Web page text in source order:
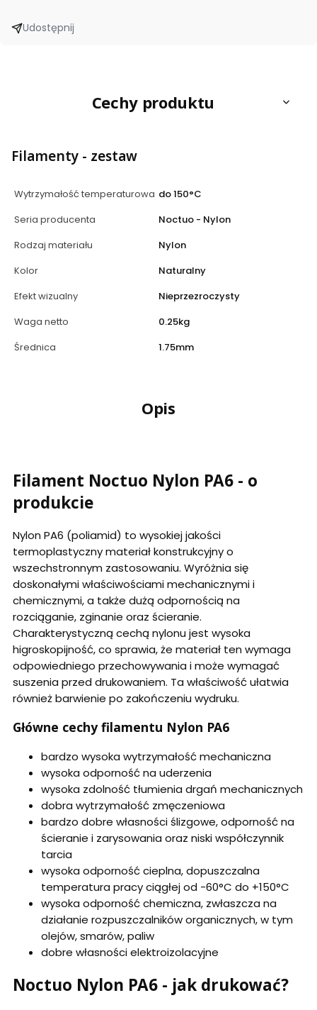
Udostępnij
Cechy produktu
Filamenty - zestaw
Wytrzymałość temperaturowa do 150°C
Seria producenta
Noctuo - Nylon
Rodzaj materiału
Nylon
Kolor
Naturalny
Efekt wizualny
Nieprzezroczysty
Waga netto
0.25kg
Średnica
1.75mm
Opis
Filament Noctuo Nylon PA6 - o
produkcie
Nylon PA6 (poliamid) to wysokiej jakości
termoplastyczny materiał konstrukcyjny o
wszechstronnym zastosowaniu. Wyróżnia się
doskonałymi właściwościami mechanicznymi i
chemicznymi, a także dużą odpornością na
rozciąganie, zginanie oraz ścieranie.
Charakterystyczną cechą nylonu jest wysoka
higroskopijność, co sprawia, że materiał ten wymaga
odpowiedniego przechowywania i może wymagać
suszenia przed drukowaniem. Ta właściwość ułatwia
również barwienie po zakończeniu wydruku.
Główne cechy filamentu Nylon PA6
bardzo wysoka wytrzymałość mechaniczna
wysoka odporność na uderzenia
wysoka zdolność tłumienia drgań mechanicznych
dobra wytrzymałość zmęczeniowa
bardzo dobre własności ślizgowe, odporność na
ścieranie i zarysowania oraz niski współczynnik
tarcia
wysoka odporność cieplna, dopuszczalna
temperatura pracy ciągłej od -60°C do +150°C
wysoka odporność chemiczna, zwłaszcza na
działanie rozpuszczalników organicznych, w tym
olejów, smarów, paliw
dobre własności elektroizolacyjne
Noctuo Nylon PA6 - jak drukować?